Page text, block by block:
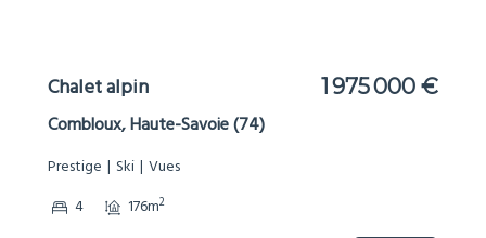
Chalet alpin 1 975 000 €
Combloux, Haute-Savoie (74)
Prestige Ski Vues
4
176m2